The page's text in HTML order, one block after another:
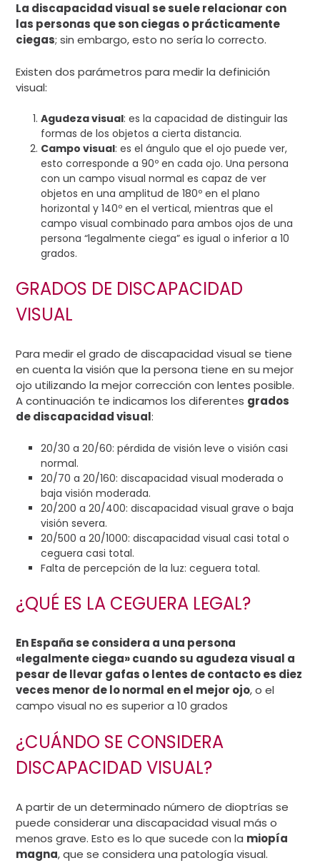
La discapacidad visual se suele relacionar con
las personas que son ciegas o prácticamente
ciegas; sin embargo, esto no sería lo correcto.
Existen dos parámetros para medir la definición
visual:
Agudeza visual: es la capacidad de distinguir las
formas de los objetos a cierta distancia.
Campo visual: es el ángulo que el ojo puede ver,
esto corresponde a 90º en cada ojo. Una persona
con un campo visual normal es capaz de ver
objetos en una amplitud de 180º en el plano
horizontal y 140º en el vertical, mientras que el
campo visual combinado para ambos ojos de una
persona “legalmente ciega” es igual o inferior a 10
grados.
GRADOS DE DISCAPACIDAD
VISUAL
Para medir el grado de discapacidad visual se tiene
en cuenta la visión que la persona tiene en su mejor
ojo utilizando la mejor corrección con lentes posible.
A continuación te indicamos los diferentes grados
de discapacidad visual:
20/30 a 20/60: pérdida de visión leve o visión casi
normal.
20/70 a 20/160: discapacidad visual moderada o
baja visión moderada.
20/200 a 20/400: discapacidad visual grave o baja
visión severa.
20/500 a 20/1000: discapacidad visual casi total o
ceguera casi total.
Falta de percepción de la luz: ceguera total.
¿QUÉ ES LA CEGUERA LEGAL?
En España se considera a una persona
«legalmente ciega» cuando su agudeza visual a
pesar de llevar gafas o lentes de contacto es diez
veces menor de lo normal en el mejor ojo, o el
campo visual no es superior a 10 grados
¿CUÁNDO SE CONSIDERA
DISCAPACIDAD VISUAL?
A partir de un determinado número de dioptrías se
puede considerar una discapacidad visual más o
menos grave. Esto es lo que sucede con la miopía
magna, que se considera una patología visual.